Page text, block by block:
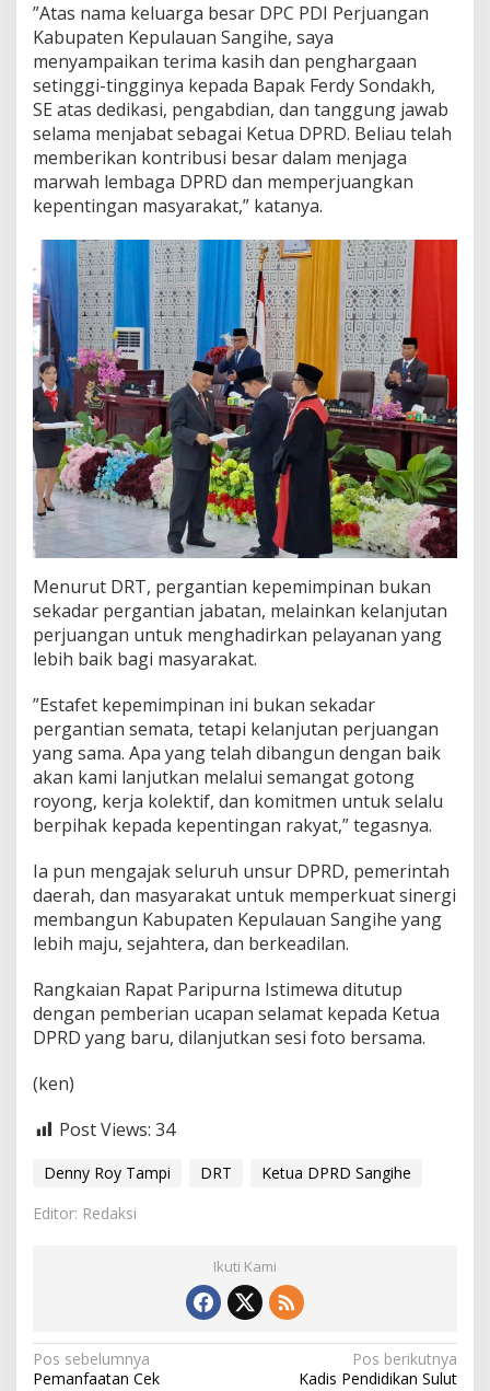
‎”Atas nama keluarga besar DPC PDI Perjuangan
Kabupaten Kepulauan Sangihe, saya
menyampaikan terima kasih dan penghargaan
setinggi-tingginya kepada Bapak Ferdy Sondakh,
SE atas dedikasi, pengabdian, dan tanggung jawab
selama menjabat sebagai Ketua DPRD. Beliau telah
memberikan kontribusi besar dalam menjaga
marwah lembaga DPRD dan memperjuangkan
kepentingan masyarakat,” katanya.
Menurut DRT, pergantian kepemimpinan bukan
sekadar pergantian jabatan, melainkan kelanjutan
perjuangan untuk menghadirkan pelayanan yang
lebih baik bagi masyarakat.
‎”Estafet kepemimpinan ini bukan sekadar
pergantian semata, tetapi kelanjutan perjuangan
yang sama. Apa yang telah dibangun dengan baik
akan kami lanjutkan melalui semangat gotong
royong, kerja kolektif, dan komitmen untuk selalu
berpihak kepada kepentingan rakyat,” tegasnya.
Ia pun mengajak seluruh unsur DPRD, pemerintah
daerah, dan masyarakat untuk memperkuat sinergi
membangun Kabupaten Kepulauan Sangihe yang
lebih maju, sejahtera, dan berkeadilan.
‎Rangkaian Rapat Paripurna Istimewa ditutup
dengan pemberian ucapan selamat kepada Ketua
DPRD yang baru, dilanjutkan sesi foto bersama.
‎(ken)
Post Views: 34
Denny Roy Tampi DRT
Ketua DPRD Sangihe
Editor: Redaksi
Ikuti Kami
N
Pos sebelumnya
Pemanfaatan Cek
Pos berikutnya
Kadis Pendidikan Sulut